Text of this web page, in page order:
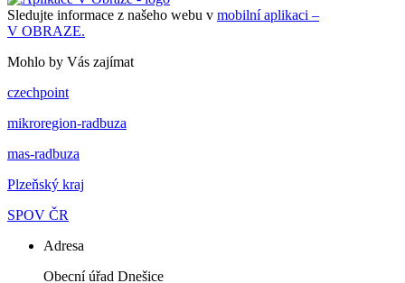
Sledujte informace z našeho webu v mobilní aplikaci –
V OBRAZE.
Mohlo by Vás zajímat
czechpoint
mikroregion-radbuza
mas-radbuza
Plzeňský kraj
SPOV ČR
Adresa
Obecní úřad Dnešice